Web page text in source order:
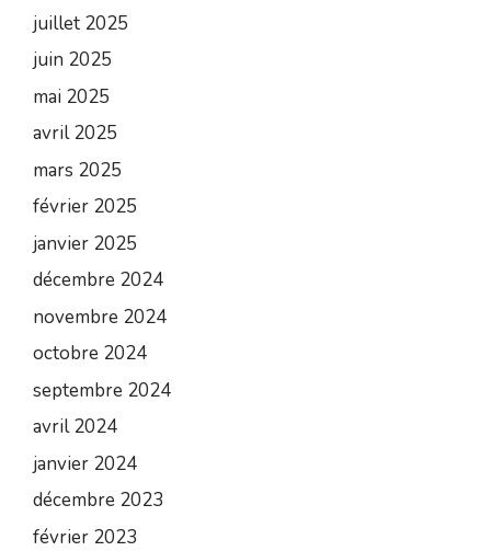
juillet 2025
juin 2025
mai 2025
avril 2025
mars 2025
février 2025
janvier 2025
décembre 2024
novembre 2024
octobre 2024
septembre 2024
avril 2024
janvier 2024
décembre 2023
février 2023